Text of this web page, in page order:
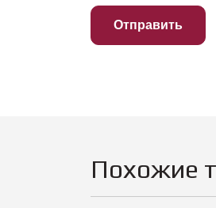
Похожие